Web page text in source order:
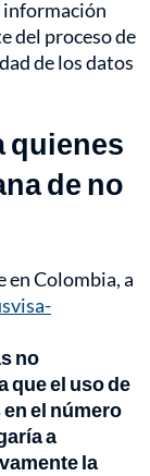
información
del proceso de
de los datos
quienes
de no
en Colombia, a
no
que el uso de
el número
a
la